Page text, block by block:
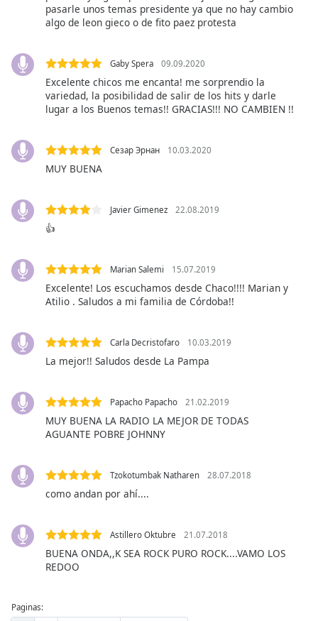
settings
dialog
off
,
selected
Picture-
in-
This
window.
Beginning
window.
Escape
and
close
Text
Opacity
Color
pasarle unos temas presidente ya que no hay cambio
algo de leon gieco o de fito paez protesta
Gaby Spera 09.09.2020
Excelente chicos me encanta! me sorprendio la
variedad, la posibilidad de salir de los hits y darle
lugar a los Buenos temas!! GRACIAS!!! NO CAMBIEN !!
Сезар Эрнан 10.03.2020
MUY BUENA
Javier Gimenez 22.08.2019
👍
Marian Salemi 15.07.2019
Excelente! Los escuchamos desde Chaco!!!! Marian y
Atilio . Saludos a mi familia de Córdoba!!
Carla Decristofaro 10.03.2019
La mejor!! Saludos desde La Pampa
Papacho Papacho 21.02.2019
MUY BUENA LA RADIO LA MEJOR DE TODAS
AGUANTE POBRE JOHNNY
Tzokotumbak Natharen 28.07.2018
como andan por ahí....
Astillero Oktubre 21.07.2018
BUENA ONDA,,K SEA ROCK PURO ROCK....VAMO LOS
REDOO
Paginas: